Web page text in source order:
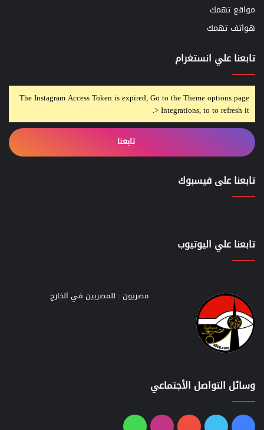
مواقع تهمك
هواتف تهمك
تابعنا علي انستغرام
The Instagram Access Token is expired, Go to the Theme options page
> Integrations, to to refresh it.
تابعنا
تابعنا على فيسبوك
تابعنا علي اليوتيوب
مصريون : للمصريين في الخارج
وسائل التواصل الأجتماعي